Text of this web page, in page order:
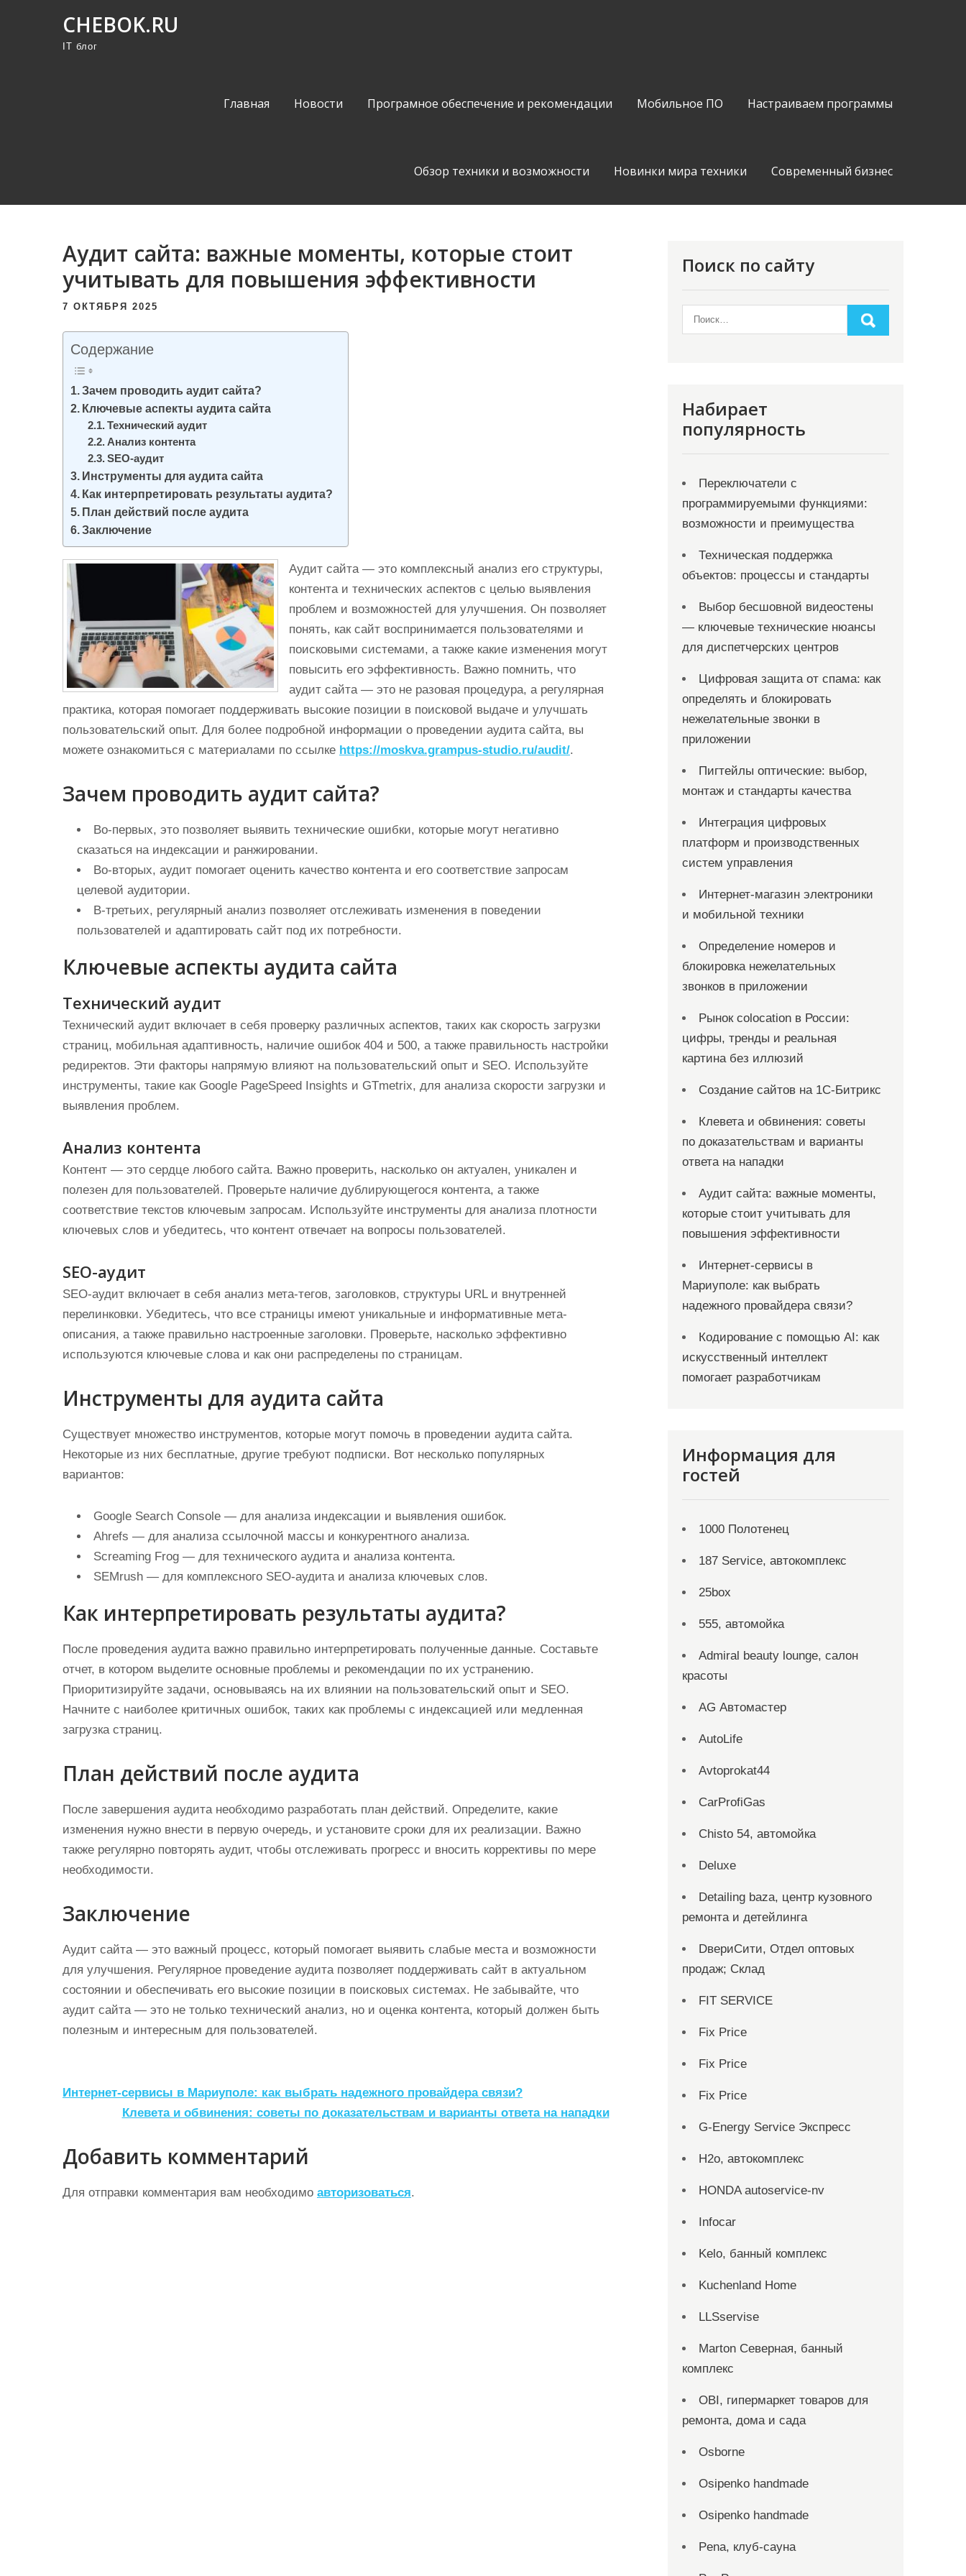
CHEBOK.RU
IT блог
Главная Новости Програмное обеспечение и рекомендации Мобильное ПО Настраиваем программы
Обзор техники и возможности Новинки мира техники Современный бизнес
Аудит сайта: важные моменты, которые стоит
учитывать для повышения эффективности
7 ОКТЯБРЯ 2025
Содержание
Зачем проводить аудит сайта?
Ключевые аспекты аудита сайта
Технический аудит
Анализ контента
SEO-аудит
Инструменты для аудита сайта
Как интерпретировать результаты аудита?
План действий после аудита
Заключение
Аудит сайта — это комплексный анализ его структуры,
контента и технических аспектов с целью выявления
проблем и возможностей для улучшения. Он позволяет
понять, как сайт воспринимается пользователями и
поисковыми системами, а также какие изменения могут
повысить его эффективность. Важно помнить, что
аудит сайта — это не разовая процедура, а регулярная
практика, которая помогает поддерживать высокие позиции в поисковой выдаче и улучшать
пользовательский опыт. Для более подробной информации о проведении аудита сайта, вы
можете ознакомиться с материалами по ссылке https://moskva.grampus-studio.ru/audit/.
Зачем проводить аудит сайта?
Во-первых, это позволяет выявить технические ошибки, которые могут негативно
сказаться на индексации и ранжировании.
Во-вторых, аудит помогает оценить качество контента и его соответствие запросам
целевой аудитории.
В-третьих, регулярный анализ позволяет отслеживать изменения в поведении
пользователей и адаптировать сайт под их потребности.
Ключевые аспекты аудита сайта
Технический аудит
Технический аудит включает в себя проверку различных аспектов, таких как скорость загрузки
страниц, мобильная адаптивность, наличие ошибок 404 и 500, а также правильность настройки
редиректов. Эти факторы напрямую влияют на пользовательский опыт и SEO. Используйте
инструменты, такие как Google PageSpeed Insights и GTmetrix, для анализа скорости загрузки и
выявления проблем.
Анализ контента
Контент — это сердце любого сайта. Важно проверить, насколько он актуален, уникален и
полезен для пользователей. Проверьте наличие дублирующегося контента, а также
соответствие текстов ключевым запросам. Используйте инструменты для анализа плотности
ключевых слов и убедитесь, что контент отвечает на вопросы пользователей.
SEO-аудит
SEO-аудит включает в себя анализ мета-тегов, заголовков, структуры URL и внутренней
перелинковки. Убедитесь, что все страницы имеют уникальные и информативные мета-
описания, а также правильно настроенные заголовки. Проверьте, насколько эффективно
используются ключевые слова и как они распределены по страницам.
Инструменты для аудита сайта
Существует множество инструментов, которые могут помочь в проведении аудита сайта.
Некоторые из них бесплатные, другие требуют подписки. Вот несколько популярных
вариантов:
Google Search Console — для анализа индексации и выявления ошибок.
Ahrefs — для анализа ссылочной массы и конкурентного анализа.
Screaming Frog — для технического аудита и анализа контента.
SEMrush — для комплексного SEO-аудита и анализа ключевых слов.
Как интерпретировать результаты аудита?
После проведения аудита важно правильно интерпретировать полученные данные. Составьте
отчет, в котором выделите основные проблемы и рекомендации по их устранению.
Приоритизируйте задачи, основываясь на их влиянии на пользовательский опыт и SEO.
Начните с наиболее критичных ошибок, таких как проблемы с индексацией или медленная
загрузка страниц.
План действий после аудита
После завершения аудита необходимо разработать план действий. Определите, какие
изменения нужно внести в первую очередь, и установите сроки для их реализации. Важно
также регулярно повторять аудит, чтобы отслеживать прогресс и вносить коррективы по мере
необходимости.
Заключение
Аудит сайта — это важный процесс, который помогает выявить слабые места и возможности
для улучшения. Регулярное проведение аудита позволяет поддерживать сайт в актуальном
состоянии и обеспечивать его высокие позиции в поисковых системах. Не забывайте, что
аудит сайта — это не только технический анализ, но и оценка контента, который должен быть
полезным и интересным для пользователей.
Н
в
и
г
Интернет-сервисы в Мариуполе: как выбрать надежного провайдера связи?
Клевета и обвинения: советы по доказательствам и варианты ответа на нападки
Добавить комментарий
Для отправки комментария вам необходимо авторизоваться.
Поиск по сайту
Набирает
популярность
Переключатели с
программируемыми функциями:
возможности и преимущества
Техническая поддержка
объектов: процессы и стандарты
Выбор бесшовной видеостены
— ключевые технические нюансы
для диспетчерских центров
Цифровая защита от спама: как
определять и блокировать
нежелательные звонки в
приложении
Пигтейлы оптические: выбор,
монтаж и стандарты качества
Интеграция цифровых
платформ и производственных
систем управления
Интернет-магазин электроники
и мобильной техники
Определение номеров и
блокировка нежелательных
звонков в приложении
Рынок colocation в России:
цифры, тренды и реальная
картина без иллюзий
Создание сайтов на 1С-Битрикс
Клевета и обвинения: советы
по доказательствам и варианты
ответа на нападки
Аудит сайта: важные моменты,
которые стоит учитывать для
повышения эффективности
Интернет-сервисы в
Мариуполе: как выбрать
надежного провайдера связи?
Кодирование с помощью AI: как
искусственный интеллект
помогает разработчикам
Информация для
гостей
1000 Полотенец
187 Service, автокомплекс
25box
555, автомойка
Admiral beauty lounge, салон
красоты
AG Автомастер
AutoLife
Avtoprokat44
CarProfiGas
Chisto 54, автомойка
Deluxe
Detailing baza, центр кузовного
ремонта и детейлинга
DвериСити, Отдел оптовых
продаж; Склад
FIT SERVICE
Fix Price
Fix Price
Fix Price
G-Energy Service Экспресс
H2о, автокомплекс
HONDA autoservice-nv
Infocar
Kelo, банный комплекс
Kuchenland Home
LLSservise
Marton Северная, банный
комплекс
OBI, гипермаркет товаров для
ремонта, дома и сада
Osborne
Osipenko handmade
Osipenko handmade
Pena, клуб-сауна